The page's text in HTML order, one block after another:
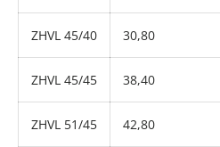
ZHVL 45/40 30,80
ZHVL 45/45 38,40
ZHVL 51/45 42,80